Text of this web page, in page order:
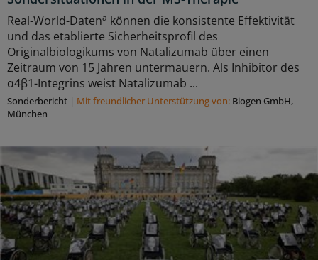
Real-World-Datena können die konsistente Effektivität
und das etablierte Sicherheitsprofil des
Originalbiologikums von Natalizumab über einen
Zeitraum von 15 Jahren untermauern. Als Inhibitor des
α4β1-Integrins weist Natalizumab ...
Sonderbericht | Mit freundlicher Unterstützung von: Biogen GmbH,
München